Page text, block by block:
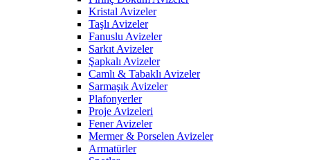
Kristal Avizeler
Taşlı Avizeler
Fanuslu Avizeler
Sarkıt Avizeler
Şapkalı Avizeler
Camlı & Tabaklı Avizeler
Sarmaşık Avizeler
Plafonyerler
Proje Avizeleri
Fener Avizeler
Mermer & Porselen Avizeler
Armatürler